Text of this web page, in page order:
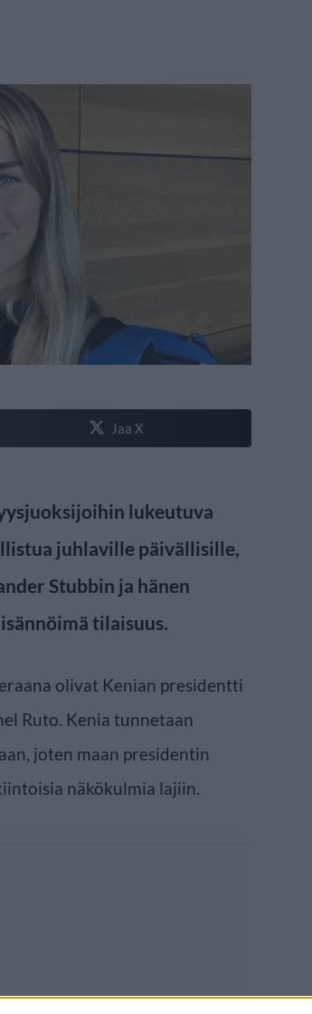
Jaa X
lukeutuva
juhlaville päivällisille,
Stubbin ja hänen
tilaisuus.
olivat Kenian presidentti
Ruto. Kenia tunnetaan
joten maan presidentin
näkökulmia lajiin.